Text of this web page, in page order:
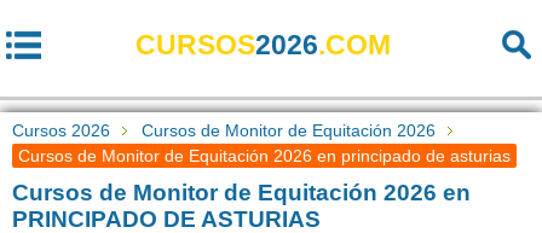
CURSOS2026.COM
Cursos 2026
Cursos de Monitor de Equitación 2026
Cursos de Monitor de Equitación 2026 en principado de asturias
Cursos de Monitor de Equitación 2026 en
PRINCIPADO DE ASTURIAS